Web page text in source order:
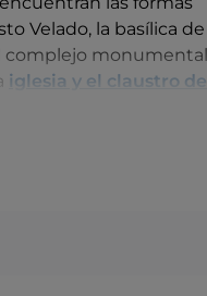
Velado, la basílica de
complejo monumental
iglesia y el claustro de